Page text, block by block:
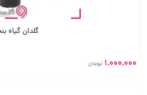
گلدان گیاه
1,000,000 تومان